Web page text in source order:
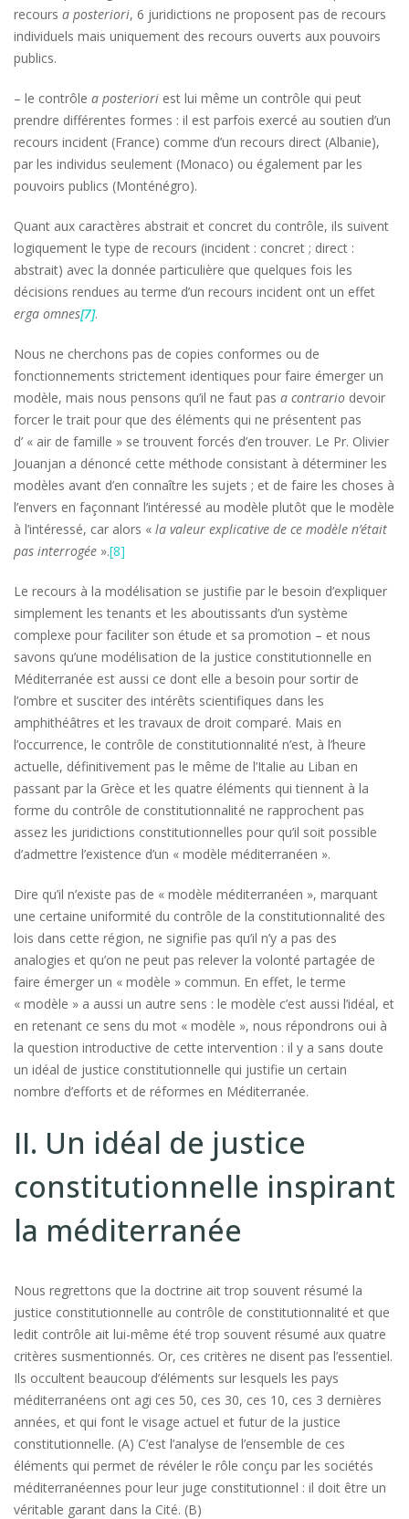
recours a posteriori, 6 juridictions ne proposent pas de recours
individuels mais uniquement des recours ouverts aux pouvoirs
publics.
– le contrôle a posteriori est lui même un contrôle qui peut
prendre différentes formes : il est parfois exercé au soutien d’un
recours incident (France) comme d’un recours direct (Albanie),
par les individus seulement (Monaco) ou également par les
pouvoirs publics (Monténégro).
Quant aux caractères abstrait et concret du contrôle, ils suivent
logiquement le type de recours (incident : concret ; direct :
abstrait) avec la donnée particulière que quelques fois les
décisions rendues au terme d’un recours incident ont un effet
erga omnes[7].
Nous ne cherchons pas de copies conformes ou de
fonctionnements strictement identiques pour faire émerger un
modèle, mais nous pensons qu’il ne faut pas a contrario devoir
forcer le trait pour que des éléments qui ne présentent pas
d’ « air de famille » se trouvent forcés d’en trouver. Le Pr. Olivier
Jouanjan a dénoncé cette méthode consistant à déterminer les
modèles avant d’en connaître les sujets ; et de faire les choses à
l’envers en façonnant l’intéressé au modèle plutôt que le modèle
à l’intéressé, car alors « la valeur explicative de ce modèle n’était
pas interrogée ».[8]
Le recours à la modélisation se justifie par le besoin d’expliquer
simplement les tenants et les aboutissants d’un système
complexe pour faciliter son étude et sa promotion – et nous
savons qu’une modélisation de la justice constitutionnelle en
Méditerranée est aussi ce dont elle a besoin pour sortir de
l’ombre et susciter des intérêts scientifiques dans les
amphithéâtres et les travaux de droit comparé. Mais en
l’occurrence, le contrôle de constitutionnalité n’est, à l’heure
actuelle, définitivement pas le même de l’Italie au Liban en
passant par la Grèce et les quatre éléments qui tiennent à la
forme du contrôle de constitutionnalité ne rapprochent pas
assez les juridictions constitutionnelles pour qu’il soit possible
d’admettre l’existence d’un « modèle méditerranéen ».
Dire qu’il n’existe pas de « modèle méditerranéen », marquant
une certaine uniformité du contrôle de la constitutionnalité des
lois dans cette région, ne signifie pas qu’il n’y a pas des
analogies et qu’on ne peut pas relever la volonté partagée de
faire émerger un « modèle » commun. En effet, le terme
« modèle » a aussi un autre sens : le modèle c’est aussi l’idéal, et
en retenant ce sens du mot « modèle », nous répondrons oui à
la question introductive de cette intervention : il y a sans doute
un idéal de justice constitutionnelle qui justifie un certain
nombre d’efforts et de réformes en Méditerranée.
II. Un idéal de justice
constitutionnelle inspirant
la méditerranée
Nous regrettons que la doctrine ait trop souvent résumé la
justice constitutionnelle au contrôle de constitutionnalité et que
ledit contrôle ait lui-même été trop souvent résumé aux quatre
critères susmentionnés. Or, ces critères ne disent pas l’essentiel.
Ils occultent beaucoup d’éléments sur lesquels les pays
méditerranéens ont agi ces 50, ces 30, ces 10, ces 3 dernières
années, et qui font le visage actuel et futur de la justice
constitutionnelle. (A) C’est l’analyse de l’ensemble de ces
éléments qui permet de révéler le rôle conçu par les sociétés
méditerranéennes pour leur juge constitutionnel : il doit être un
véritable garant dans la Cité. (B)